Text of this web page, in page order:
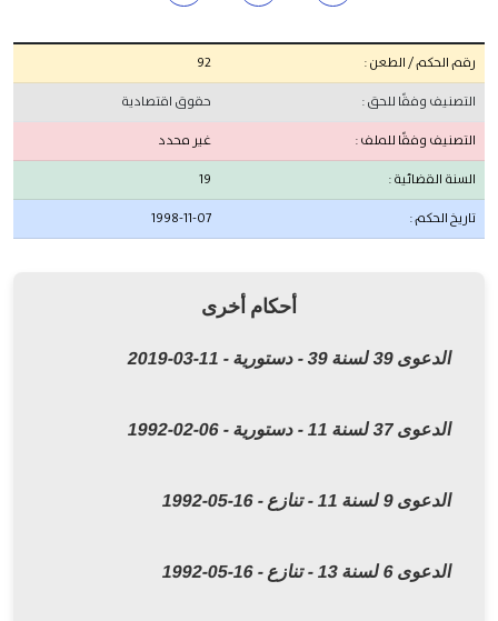
رقم الحكم / الطعن :
92
التصنيف وفقًا للحق :
حقوق اقتصادية
التصنيف وفقًا للملف :
غير محدد
السنة القضائية :
19
تاريخ الحكم :
1998-11-07
أحكام أخرى
الدعوى 39 لسنة 39 - دستورية - 11-03-2019
الدعوى 37 لسنة 11 - دستورية - 06-02-1992
الدعوى 9 لسنة 11 - تنازع - 16-05-1992
الدعوى 6 لسنة 13 - تنازع - 16-05-1992